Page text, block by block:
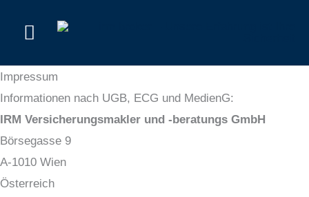
InhaltHauptmenü
Impressum
Informationen nach UGB, ECG und MedienG:
IRM Versicherungsmakler und -beratungs GmbH
Börsegasse 9
A-1010 Wien
Österreich